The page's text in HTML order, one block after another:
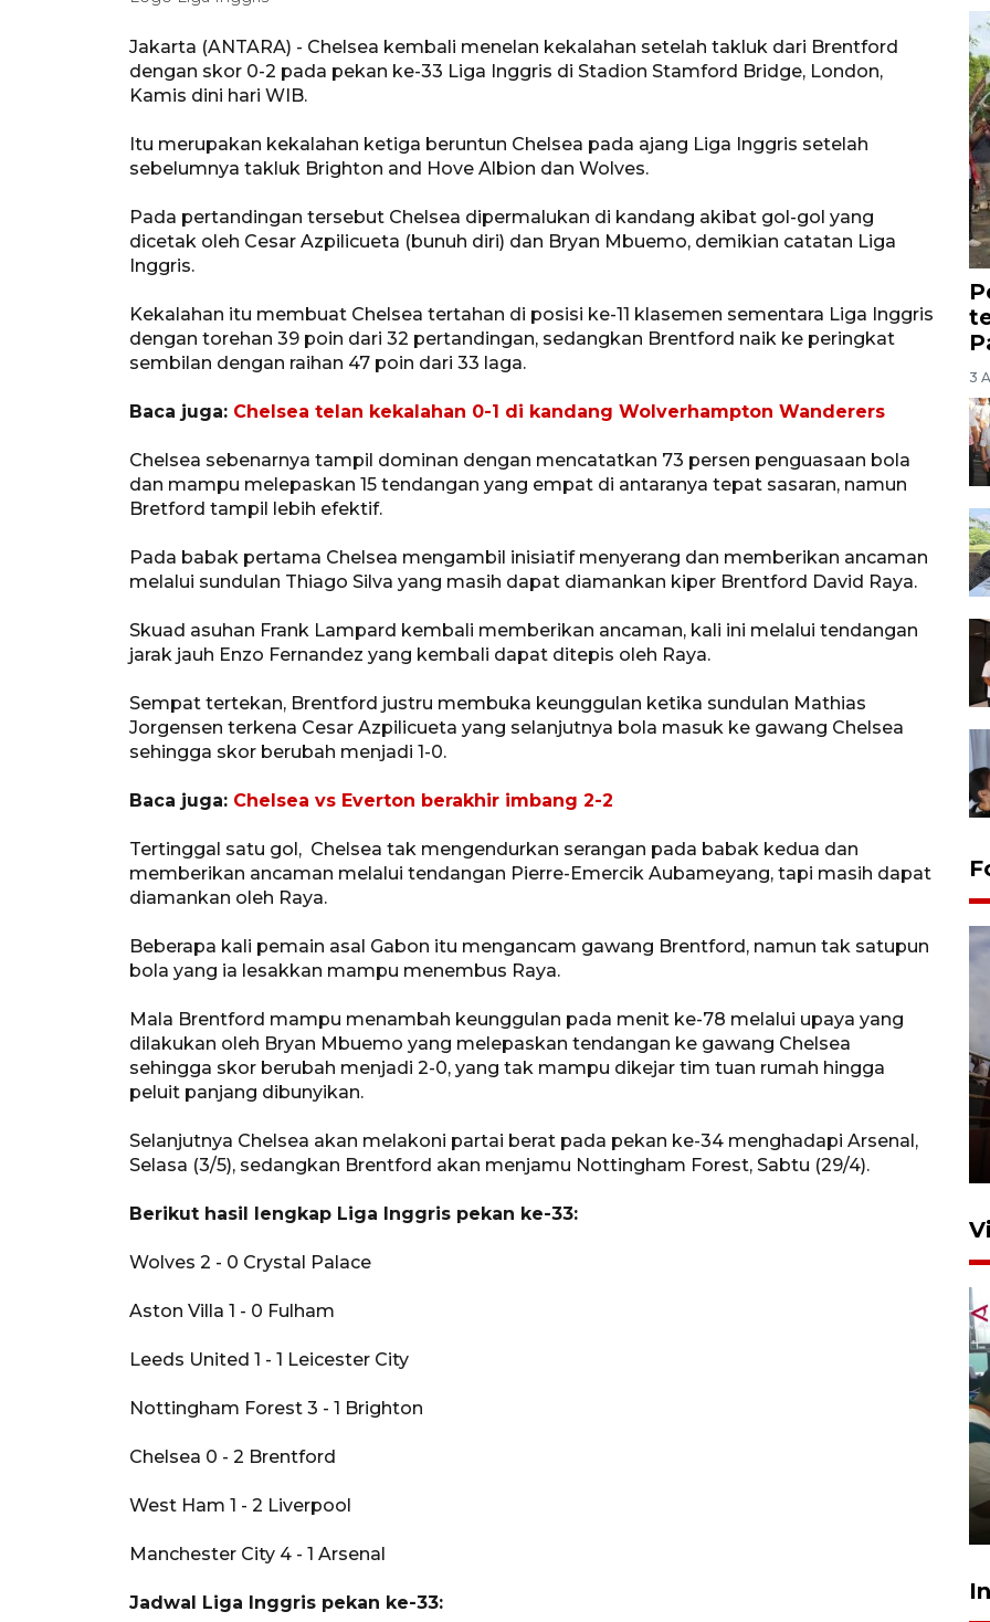
Jakarta (ANTARA) - Chelsea kembali menelan kekalahan setelah takluk dari Brentford
dengan skor 0-2 pada pekan ke-33 Liga Inggris di Stadion Stamford Bridge, London,
Kamis dini hari WIB.
Itu merupakan kekalahan ketiga beruntun Chelsea pada ajang Liga Inggris setelah
sebelumnya takluk Brighton and Hove Albion dan Wolves.
Pada pertandingan tersebut Chelsea dipermalukan di kandang akibat gol-gol yang
dicetak oleh Cesar Azpilicueta (bunuh diri) dan Bryan Mbuemo, demikian catatan Liga
Inggris.
Kekalahan itu membuat Chelsea tertahan di posisi ke-11 klasemen sementara Liga Inggris
dengan torehan 39 poin dari 32 pertandingan, sedangkan Brentford naik ke peringkat
sembilan dengan raihan 47 poin dari 33 laga.
Baca juga: Chelsea telan kekalahan 0-1 di kandang Wolverhampton Wanderers
Chelsea sebenarnya tampil dominan dengan mencatatkan 73 persen penguasaan bola
dan mampu melepaskan 15 tendangan yang empat di antaranya tepat sasaran, namun
Bretford tampil lebih efektif.
Pada babak pertama Chelsea mengambil inisiatif menyerang dan memberikan ancaman
melalui sundulan Thiago Silva yang masih dapat diamankan kiper Brentford David Raya.
Skuad asuhan Frank Lampard kembali memberikan ancaman, kali ini melalui tendangan
jarak jauh Enzo Fernandez yang kembali dapat ditepis oleh Raya.
Sempat tertekan, Brentford justru membuka keunggulan ketika sundulan Mathias
Jorgensen terkena Cesar Azpilicueta yang selanjutnya bola masuk ke gawang Chelsea
sehingga skor berubah menjadi 1-0.
Baca juga: Chelsea vs Everton berakhir imbang 2-2
Tertinggal satu gol, Chelsea tak mengendurkan serangan pada babak kedua dan
memberikan ancaman melalui tendangan Pierre-Emercik Aubameyang, tapi masih dapat
diamankan oleh Raya.
Beberapa kali pemain asal Gabon itu mengancam gawang Brentford, namun tak satupun
bola yang ia lesakkan mampu menembus Raya.
Mala Brentford mampu menambah keunggulan pada menit ke-78 melalui upaya yang
dilakukan oleh Bryan Mbuemo yang melepaskan tendangan ke gawang Chelsea
sehingga skor berubah menjadi 2-0, yang tak mampu dikejar tim tuan rumah hingga
peluit panjang dibunyikan.
Selanjutnya Chelsea akan melakoni partai berat pada pekan ke-34 menghadapi Arsenal,
Selasa (3/5), sedangkan Brentford akan menjamu Nottingham Forest, Sabtu (29/4).
Berikut hasil lengkap Liga Inggris pekan ke-33:
Wolves 2 - 0 Crystal Palace
Aston Villa 1 - 0 Fulham
Leeds United 1 - 1 Leicester City
Nottingham Forest 3 - 1 Brighton
Chelsea 0 - 2 Brentford
West Ham 1 - 2 Liverpool
Manchester City 4 - 1 Arsenal
Jadwal Liga Inggris pekan ke-33:
3
5 Mei 2026 05:32